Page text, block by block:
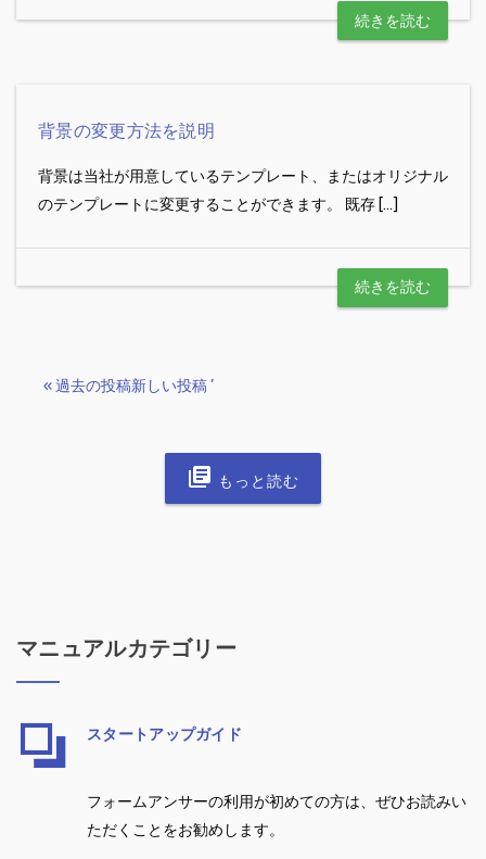
続きを読む
背景の変更方法を説明
背景は当社が用意しているテンプレート、またはオリジナル
のテンプレートに変更することができます。 既存 […]
続きを読む
« 過去の投稿新しい投稿 ’
もっと読む
マニュアルカテゴリー
スタートアップガイド
フォームアンサーの利用が初めての方は、ぜひお読みい
ただくことをお勧めします。